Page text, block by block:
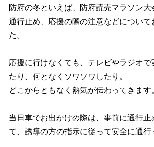
防府の冬といえば、防府読売マラソン大
通行止め、応援の際の注意などについて
た。
応援に行けなくても、テレビやラジオで
たり、何となくソワソワしたり。
どこからともなく熱気が伝わってきます
当日車でお出かけの際は、事前に通行止
て、誘導の方の指示に従って安全に通行